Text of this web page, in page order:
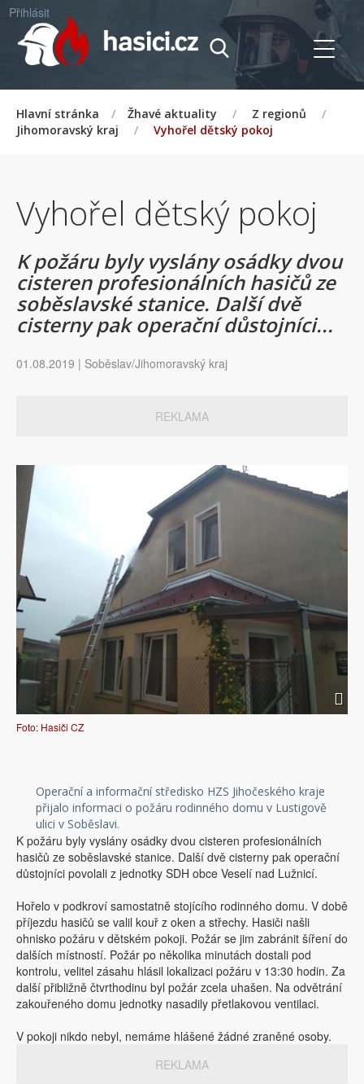
Přihlásit
Hlavní stránka / Žhavé aktuality / Z regionů
/
Jihomoravský kraj
/ Vyhořel dětský pokoj
Vyhořel dětský pokoj
K požáru byly vyslány osádky dvou
cisteren profesionálních hasičů ze
soběslavské stanice. Další dvě
cisterny pak operační důstojníci...
01.08.2019 | Soběslav/Jihomoravský kraj
REKLAMA
Foto: Hasiči CZ
Operační a informační středisko HZS Jihočeského kraje
přijalo informaci o požáru rodinného domu v Lustigově
ulici v Soběslavi.
K požáru byly vyslány osádky dvou cisteren profesionálních
hasičů ze soběslavské stanice. Další dvě cisterny pak operační
důstojníci povolali z jednotky SDH obce Veselí nad Lužnicí.
Hořelo v podkroví samostatně stojícího rodinného domu. V době
příjezdu hasičů se valil kouř z oken a střechy. Hasiči našli
ohnisko požáru v dětském pokoji. Požár se jim zabránit šíření do
dalších místností. Požár po několika minutách dostali pod
kontrolu, velitel zásahu hlásil lokalizaci požáru v 13:30 hodin. Za
další přibližně čtvrthodinu byl požár zcela uhašen. Na odvětrání
zakouřeného domu jednotky nasadily přetlakovou ventilaci.
V pokoji nikdo nebyl, nemáme hlášené žádné zraněné osoby.
REKLAMA